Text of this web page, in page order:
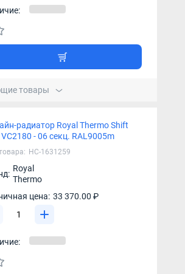
товары
радиатор Royal Thermo Shift
- 06 секц. RAL9005m
НС-1631259
Royal
Thermo
цена: 33 370.00 ₽